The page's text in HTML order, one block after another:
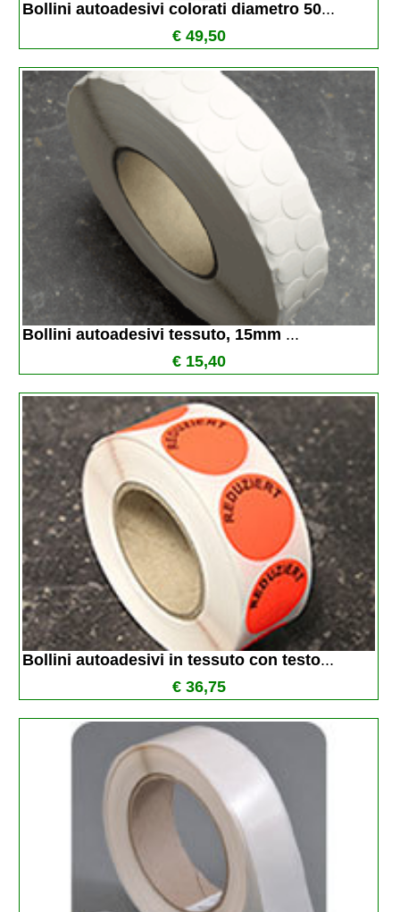
Bollini autoadesivi colorati diametro 50...
€ 49,50
Bollini autoadesivi tessuto, 15mm ...
€ 15,40
Bollini autoadesivi in tessuto con testo...
€ 36,75